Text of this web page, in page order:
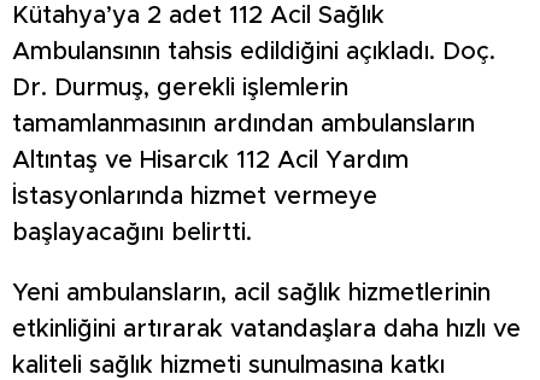
Kütahya’ya 2 adet 112 Acil Sağlık
Ambulansının tahsis edildiğini açıkladı. Doç.
Dr. Durmuş, gerekli işlemlerin
tamamlanmasının ardından ambulansların
Altıntaş ve Hisarcık 112 Acil Yardım
İstasyonlarında hizmet vermeye
başlayacağını belirtti.
Yeni ambulansların, acil sağlık hizmetlerinin
etkinliğini artırarak vatandaşlara daha hızlı ve
kaliteli sağlık hizmeti sunulmasına katkı